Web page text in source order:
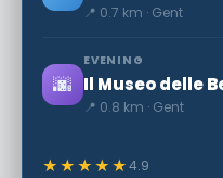
📍 0.7 km · Gent
🌆
EVENING
Il Museo delle
📍 0.8 km · Gent
★★★★★4.9